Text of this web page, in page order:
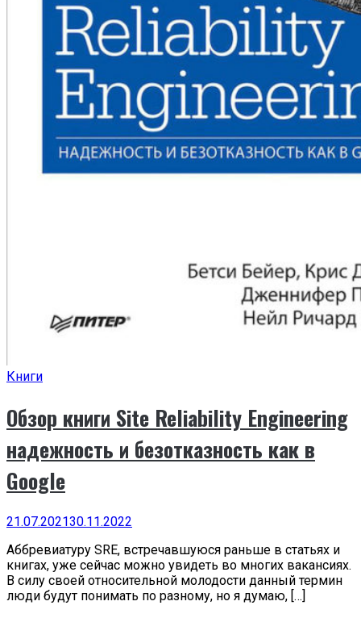
Книги
Обзор книги Site Reliability Engineering
надежность и безотказность как в
Google
21.07.202130.11.2022
Аббревиатуру SRE, встречавшуюся раньше в статьях и
книгах, уже сейчас можно увидеть во многих вакансиях.
В силу своей относительной молодости данный термин
люди будут понимать по разному, но я думаю, […]